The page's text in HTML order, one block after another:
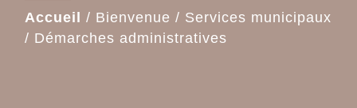
Accueil / Bienvenue / Services municipaux
/ Démarches administratives